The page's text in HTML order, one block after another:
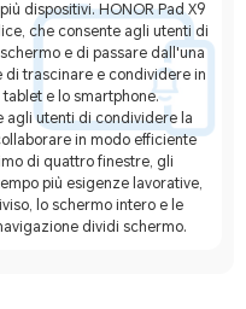
dispositivi. HONOR Pad X9
che consente agli utenti di
e di passare dall'una
di trascinare e condividere in
e lo smartphone.
agli utenti di condividere la
in modo efficiente
di quattro finestre, gli
più esigenze lavorative,
lo schermo intero e le
dividi schermo.